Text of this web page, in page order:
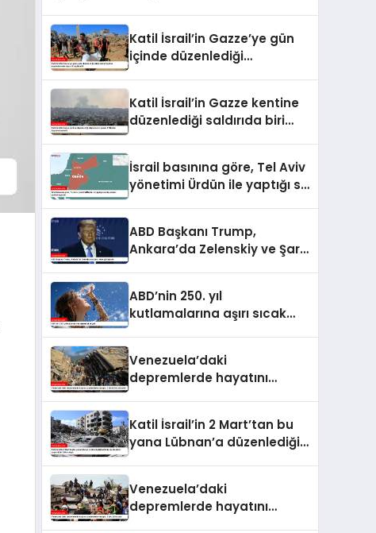
Katil İsrail’in Gazze’ye gün
içinde düzenlediği
yükseldi
Katil İsrail’in Gazze kentine
düzenlediği saldırıda biri
İsrail basınına göre, Tel Aviv
yönetimi Ürdün ile yaptığı su
ABD Başkanı Trump,
Ankara’da Zelenskiy ve Şara
ABD’nin 250. yıl
kutlamalarına aşırı sıcak
Venezuela’daki
depremlerde hayatını
Katil İsrail’in 2 Mart’tan bu
yana Lübnan’a düzenlediği
Venezuela’daki
depremlerde hayatını